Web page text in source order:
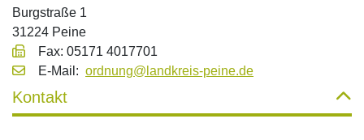
Burgstraße 1
31224 Peine
Fax: 05171 4017701
E‑Mail: ordnung@landkreis-peine.de
Kontakt